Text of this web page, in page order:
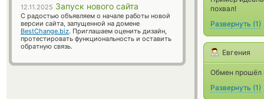
похвал!
Развернуть (1)
Евгения
Обмен прошёл
Развернуть (1)
12.11.2025 Запуск нового сайта
С радостью объявляем о начале работы новой
версии сайта, запущенной на домене
BestChange.biz. Приглашаем оценить дизайн,
протестировать функциональность и оставить
обратную связь.